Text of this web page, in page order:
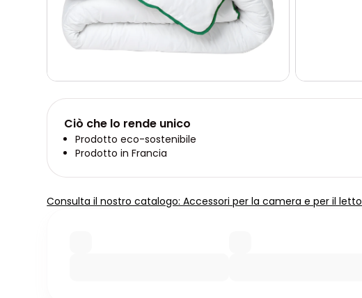
Ciò che lo rende unico
Prodotto eco-sostenibile
Prodotto in Francia
Consulta il nostro catalogo: Accessori per la camera e per il letto